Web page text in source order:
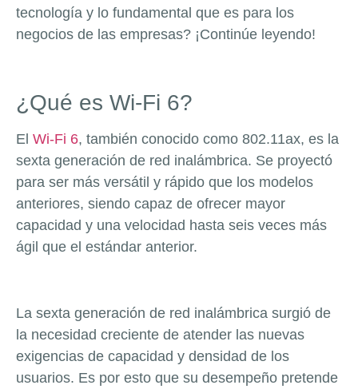
tecnología y lo fundamental que es para los
negocios de las empresas? ¡Continúe leyendo!
¿Qué es Wi-Fi 6?
El Wi-Fi 6, también conocido como 802.11ax, es la
sexta generación de red inalámbrica. Se proyectó
para ser más versátil y rápido que los modelos
anteriores, siendo capaz de ofrecer mayor
capacidad y una velocidad hasta seis veces más
ágil que el estándar anterior.
La sexta generación de red inalámbrica surgió de
la necesidad creciente de atender las nuevas
exigencias de capacidad y densidad de los
usuarios. Es por esto que su desempeño pretende